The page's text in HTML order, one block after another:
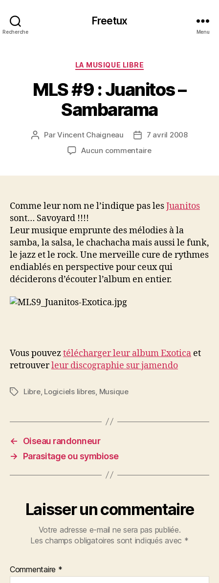
Recherche
Freetux
Menu
Catégories
LA MUSIQUE LIBRE
MLS #9 : Juanitos –
Sambarama
Auteur
ParVincent Chaigneau
Date
de
7 avril 2008
Aucun commentairesur
–
Comme leur nom ne l’indique pas lesJuanitos
sont… Savoyard !!!!
Leur musique emprunte des mélodies à la
samba, la salsa, le chachacha mais aussi le funk,
le jazz et le rock. Une merveille cure de rythmes
endiablés en perspective pour ceux qui
déciderons d’écouter l’album en entier.
Vous pouveztélécharger leur album Exotica et
retrouverleur discographie sur jamendo
Étiquettes
Libre, Logiciels libres Musique
←
Oiseau randonneur
→
Parasitage ou symbiose
Laisser un commentaire
Votre adresse e-mail ne sera pas publiée.
Les champs obligatoires sont indiqués avec *
Commentaire *